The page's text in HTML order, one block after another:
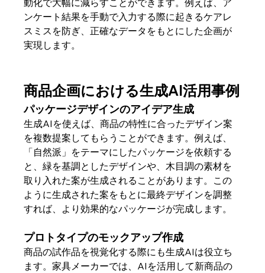
ンケート結果を手動で入力する際に起きるケアレ
スミスを防ぎ、正確なデータをもとにした企画が
実現します。
商品企画における生成AI活用事例
パッケージデザインのアイデア生成
生成AIを使えば、商品の特性に合ったデザイン案
を複数提案してもらうことができます。例えば、
「自然派」をテーマにしたパッケージを依頼する
と、緑を基調としたデザインや、木目調の素材を
取り入れた案が生成されることがあります。この
ように生成された案をもとに最終デザインを調整
すれば、より効果的なパッケージが完成します。
プロトタイプのモックアップ作成
商品の試作品を視覚化する際にも生成AIは役立ち
ます。家具メーカーでは、AIを活用して新商品の